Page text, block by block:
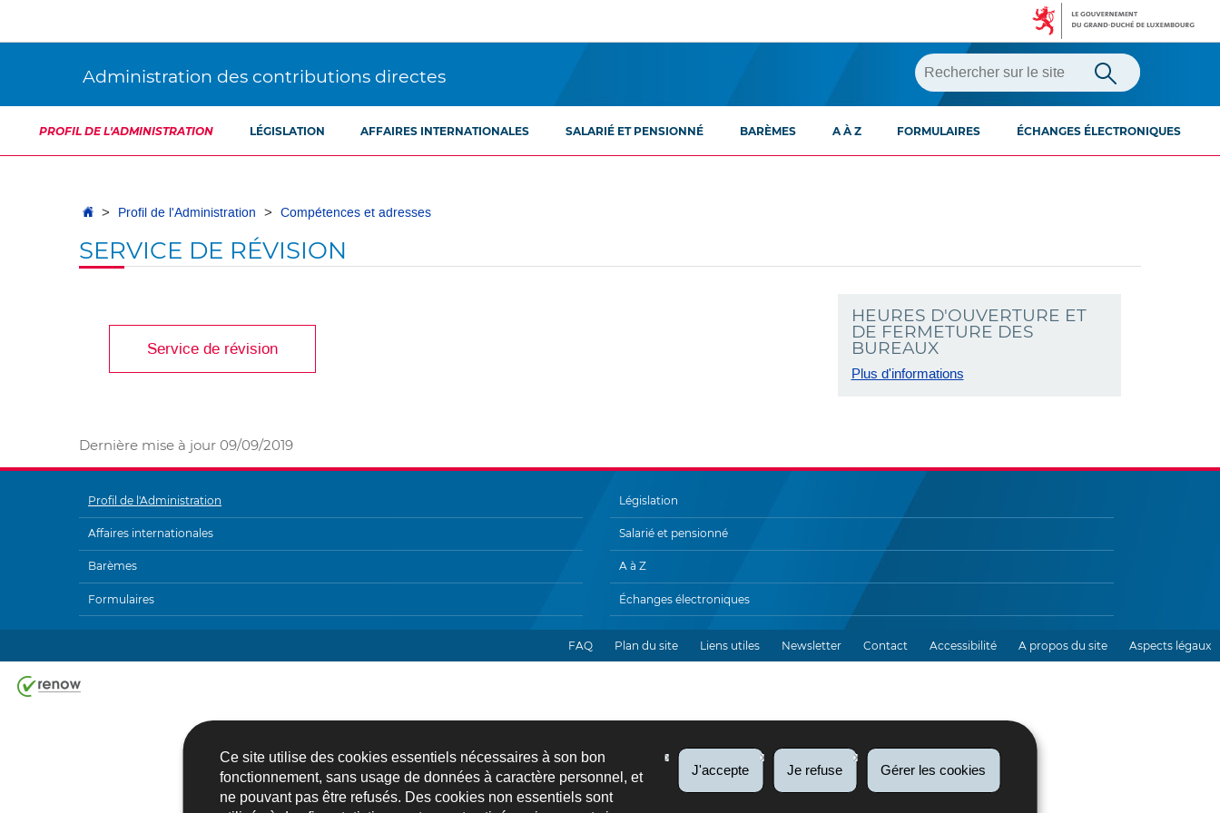
Ce site utilise des cookies essentiels nécessaires à son bon
fonctionnement, sans usage de données à caractère personnel, et
ne pouvant pas être refusés. Des cookies non essentiels sont
J'accepte Je refuse Gérer les cookies
Administration des contributions directes
PROFIL DE L'ADMINISTRATION LÉGISLATION AFFAIRES INTERNATIONALES SALARIÉ ET PENSIONNÉ BARÈMES A À Z FORMULAIRES ÉCHANGES ÉLECTRONIQUES
AccueilProfil de l'Administration Compétences et adresses
SERVICE DE RÉVISION
Service de révision
HEURES D'OUVERTURE ET
DE FERMETURE DES
BUREAUX
Plus d'informations
Dernière mise à jour 09/09/2019
NAVIGATION
Profil de l'Administration Législation
Affaires internationales Salarié et pensionné
Barèmes A à Z
Formulaires Échanges électroniques
FAQ Plan du site Liens utiles Newsletter Contact Accessibilité A propos du site Aspects légaux